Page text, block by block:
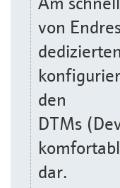
von
den
DTMs
dar.